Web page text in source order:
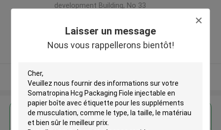
Laisser un message
Nous vous rappellerons bientôt!
development Building, No 33
,Chine
Fournisseur vérifié